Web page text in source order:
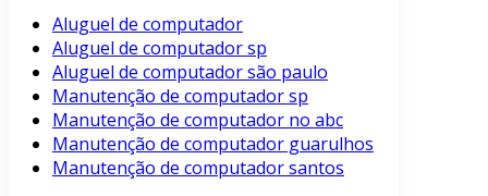
Aluguel de computador
Aluguel de computador sp
Aluguel de computador são paulo
Manutenção de computador sp
Manutenção de computador no abc
Manutenção de computador guarulhos
Manutenção de computador santos